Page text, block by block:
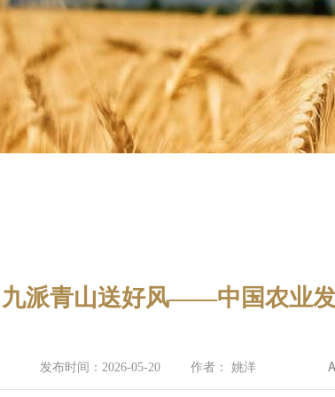
派青山送好风——中国农业
发布时间：2026-05-20 作者： 姚洋